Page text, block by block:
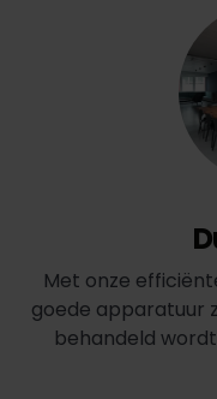
Met onze
goede apparatuur
behandeld